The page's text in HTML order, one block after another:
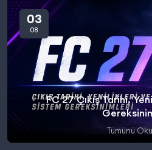
03
08
FC 27 Çıkış Tarihi,
Tümünü Oku